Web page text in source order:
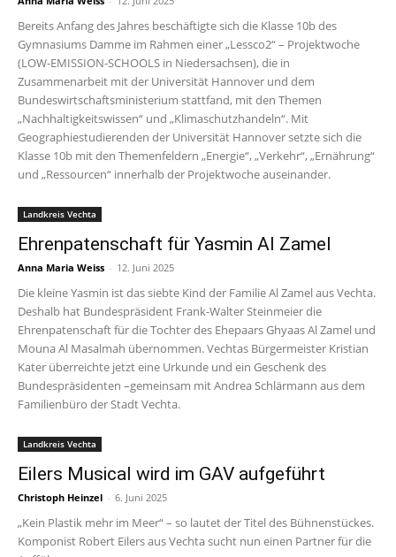
Bereits Anfang des Jahres beschäftigte sich die Klasse 10b des
Gymnasiums Damme im Rahmen einer „Lessco2“ – Projektwoche
(LOW-EMISSION-SCHOOLS in Niedersachsen), die in
Zusammenarbeit mit der Universität Hannover und dem
Bundeswirtschaftsministerium stattfand, mit den Themen
„Nachhaltigkeitswissen“ und „Klimaschutzhandeln“. Mit
Geographiestudierenden der Universität Hannover setzte sich die
Klasse 10b mit den Themenfeldern „Energie“, „Verkehr“, „Ernährung“
und „Ressourcen“ innerhalb der Projektwoche auseinander.
Landkreis Vechta
Ehrenpatenschaft für Yasmin Al Zamel
Anna Maria Weiss - 12. Juni 2025
Die kleine Yasmin ist das siebte Kind der Familie Al Zamel aus Vechta.
Deshalb hat Bundespräsident Frank-Walter Steinmeier die
Ehrenpatenschaft für die Tochter des Ehepaars Ghyaas Al Zamel und
Mouna Al Masalmah übernommen. Vechtas Bürgermeister Kristian
Kater überreichte jetzt eine Urkunde und ein Geschenk des
Bundespräsidenten –gemeinsam mit Andrea Schlärmann aus dem
Familienbüro der Stadt Vechta.
Landkreis Vechta
Eilers Musical wird im GAV aufgeführt
Christoph Heinzel - 6. Juni 2025
„Kein Plastik mehr im Meer“ – so lautet der Titel des Bühnenstückes.
Komponist Robert Eilers aus Vechta sucht nun einen Partner für die